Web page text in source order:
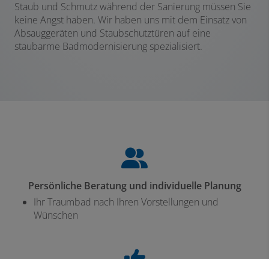
Staub und Schmutz während der Sanierung müssen Sie
keine Angst haben. Wir haben uns mit dem Einsatz von
Absauggeräten und Staubschutztüren auf eine
staubarme Badmodernisierung spezialisiert.
Persönliche Beratung und individuelle Planung
Ihr Traumbad nach Ihren Vorstellungen und
Wünschen